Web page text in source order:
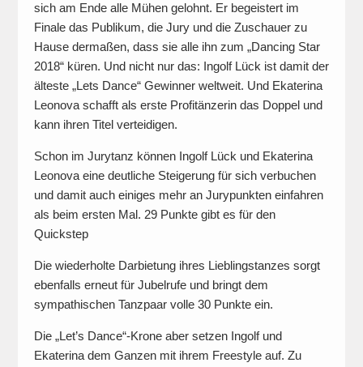
sich am Ende alle Mühen gelohnt. Er begeistert im
Finale das Publikum, die Jury und die Zuschauer zu
Hause dermaßen, dass sie alle ihn zum „Dancing Star
2018“ küren. Und nicht nur das: Ingolf Lück ist damit der
älteste „Lets Dance“ Gewinner weltweit. Und Ekaterina
Leonova schafft als erste Profitänzerin das Doppel und
kann ihren Titel verteidigen.
Schon im Jurytanz können Ingolf Lück und Ekaterina
Leonova eine deutliche Steigerung für sich verbuchen
und damit auch einiges mehr an Jurypunkten einfahren
als beim ersten Mal. 29 Punkte gibt es für den
Quickstep
Die wiederholte Darbietung ihres Lieblingstanzes sorgt
ebenfalls erneut für Jubelrufe und bringt dem
sympathischen Tanzpaar volle 30 Punkte ein.
Die „Let’s Dance“-Krone aber setzen Ingolf und
Ekaterina dem Ganzen mit ihrem Freestyle auf. Zu